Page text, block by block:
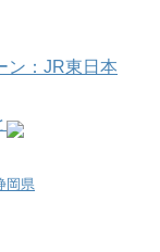
ン：JR東日本
岡県